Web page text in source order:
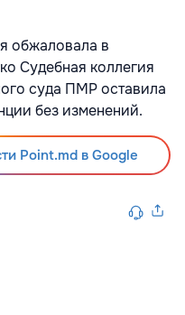
обжаловала в
Судебная коллегия
суда ПМР оставила
без изменений.
Point.md в Google